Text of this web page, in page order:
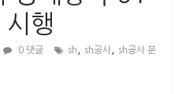
행
0 댓글 sh sh공사 sh공사 분